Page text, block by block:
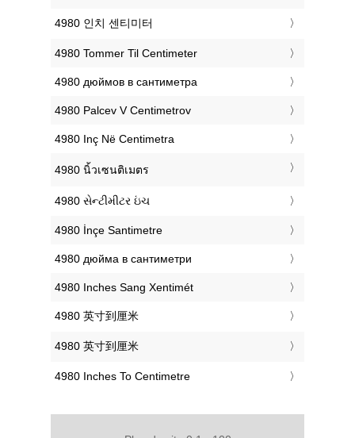
‎4980 인치 센티미터
‎4980 Tommer Til Centimeter
‎4980 дюймов в сантиметра
‎4980 Palcev V Centimetrov
‎4980 Inç Në Centimetra
‎4980 นิ้วเซนติเมตร
‎4980 સેન્ટીમીટર ઇંચ
‎4980 İnçe Santimetre
‎4980 дюйма в сантиметри
‎4980 Inches Sang Xentimét
‎4980 英寸到厘米
‎4980 英寸到厘米
‎4980 Inches To Centimetre